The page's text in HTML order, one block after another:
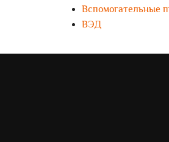
Вспомогательные
ВЭД